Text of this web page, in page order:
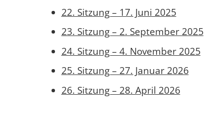
22. Sitzung – 17. Juni 2025
23. Sitzung – 2. September 2025
24. Sitzung – 4. November 2025
25. Sitzung – 27. Januar 2026
26. Sitzung – 28. April 2026